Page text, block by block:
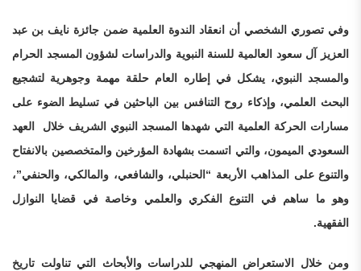
وفي تصوري الشخصي أن انعقاد الندوة العلمية ضمن جائزة نايف بن عبد
العزيز آل سعود العالمية للسنة النبوية والدراسات لشؤون المسجد الحرام
والمسجد النبوي، يشكل في إطاره العام حلقة مهمة وجوهرية لتشجيع
البحث العلمي، وإذكاء روح التنافس بين الباحثين في تسليط الضوء على
مسارات الحركة العلمية التي شهدها المسجد النبوي الشريف خلال العهد
السعودي الميمون، والتي اتسمت بشهادة المؤرخين والمتخصصين بالانفتاح
والتنوع على المذاهب الأربعة “الحنبلي، والشافعي، والمالكي، والحنفي”،
وهو ما ساهم في التنوع الفكري والعلمي وخاصة في قضايا النوازل
الفقهية.
ومن خلال الاستعراض المنهجي للدراسات والأبحاث التي تناولت تاريخ